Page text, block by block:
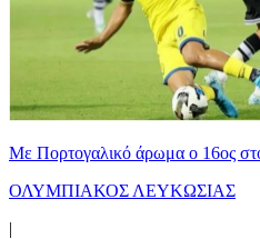
Με Πορτογαλικό άρωμα ο 16ος
ΟΛΥΜΠΙΑΚΟΣ ΛΕΥΚΩΣΙΑΣ
|